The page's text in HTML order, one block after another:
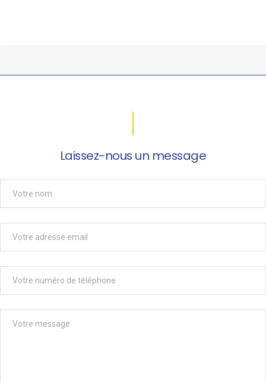
Laissez-nous un message